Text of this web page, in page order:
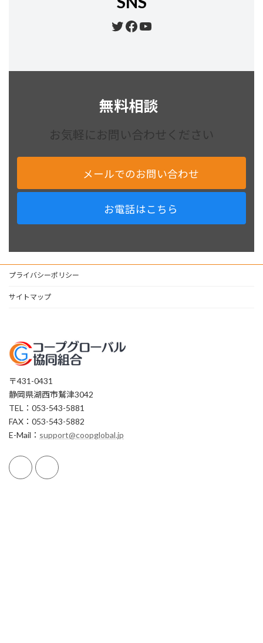
Twitter
Facebook
YouTube
無料相談
お気軽にお問い合わせください
メールでのお問い合わせ
お電話はこちら
プライバシーポリシー
サイトマップ
〒431-0431
静岡県湖西市鷲津3042
TEL：053-543-5881
FAX：053-543-5882
E-Mail： support@coopglobal.jp